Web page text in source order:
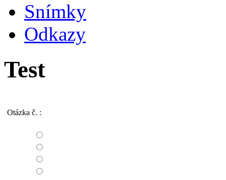
Snímky
Odkazy
Test
Otázka č. :